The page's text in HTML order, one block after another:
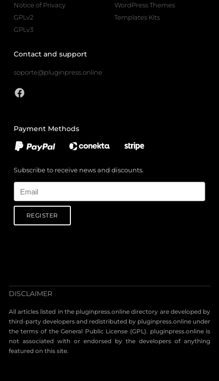
Notice of Privacy
GPLv2
GPLv3
WordPress Themes
Templates Kits
Contact and support
soporte@pluginpress.online
Payment Methods
Subscribe to receive news and discounts.
REGISTER
DISCLAIMER
All articles listed in the pluginpress.online directory are developed by
third-party developers and redistributed by pluginpress.online under
the terms of the General Public License (GPL). pluginpress.online is
not associated with or endorsed by the developers of anything
featured on this site.